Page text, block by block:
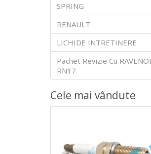
SPRING
RENAULT
LICHIDE INTRETINERE
Pachet Revizie Cu RAVENOL
RN17
Cele mai vândute